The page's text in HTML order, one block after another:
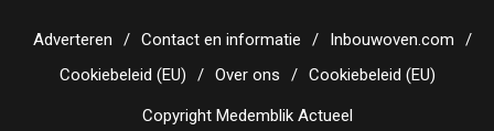
Adverteren Contact en informatie
Inbouwoven.com
Cookiebeleid (EU)
Over ons Cookiebeleid (EU)
Copyright Medemblik Actueel